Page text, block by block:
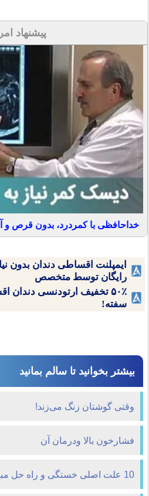
پیشنهاد
خداحافظی با کمردرد، بدون قرص و
ایمپلنت اقساطی دندان بدون
رایگان توسط متخصص
۵۰٪ تخفیف ارتودنسی دندان
سفته!
بیشتر بخوانید تا سالم بمانید
وقتی گوشتان زنگ می‌زند!
فشارخون بالا ودرمان آن
10 علت اصلی خستگی و راه حل مبارزه با آن